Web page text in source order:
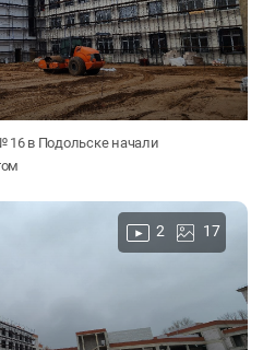
в Подольске начали
2 17